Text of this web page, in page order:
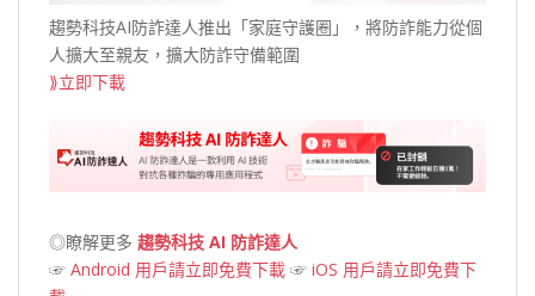
趨勢科技AI防詐達人推出「家庭守護圈」，將防詐能力從個
人擴大至親友，擴大防詐守備範圍
⟫立即下載
◎瞭解更多 趨勢科技 AI 防詐達人
☞ Android 用戶請立即免費下載 ☞ iOS 用戶請立即免費下